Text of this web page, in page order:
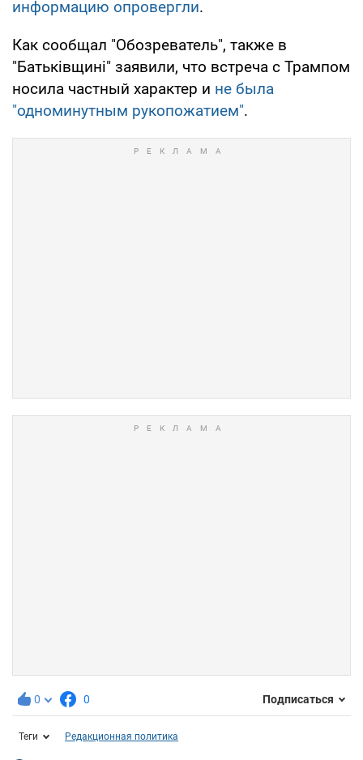
информацию опровергли.
Как сообщал "Обозреватель", также в
"Батьківщині" заявили, что встреча с Трампом
носила частный характер и не была
"одноминутным рукопожатием".
0 0 Подписаться
Теги Редакционная политика